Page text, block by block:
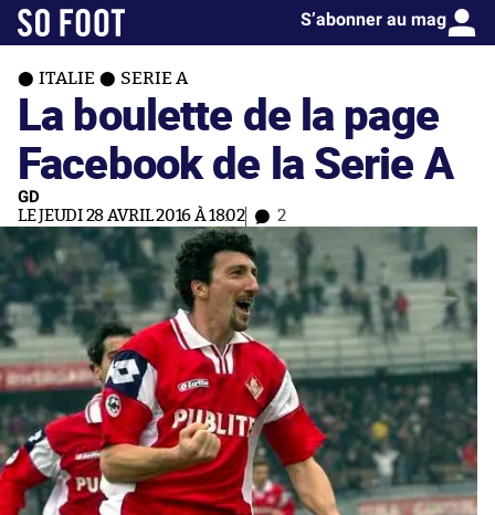
S’abonner au mag
ITALIE SERIE A
La boulette de la page
Facebook de la Serie A
GD
LE JEUDI 28 AVRIL 2016 À 18:02 2